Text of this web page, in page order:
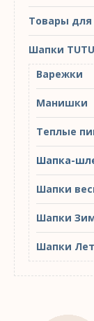
Товары
Шапки TUTU
Варежки
Манишки
Теплые
Шапка-
Шапки
Шапки
Шапки